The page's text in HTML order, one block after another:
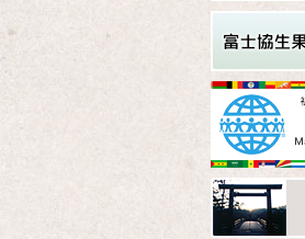
Amazon
Amazon